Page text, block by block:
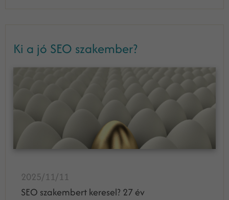
Ki a jó SEO szakember?
2025/11/11
SEO szakembert keresel? 27 év